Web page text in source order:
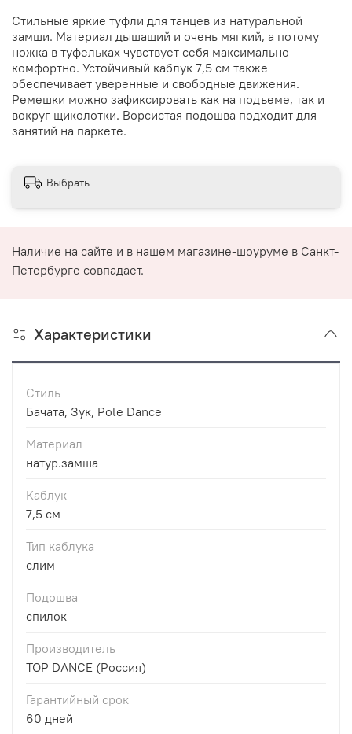
Стильные яркие туфли для танцев из натуральной
замши. Материал дышащий и очень мягкий, а потому
ножка в туфельках чувствует себя максимально
комфортно. Устойчивый каблук 7,5 см также
обеспечивает уверенные и свободные движения.
Ремешки можно зафиксировать как на подъеме, так и
вокруг щиколотки. Ворсистая подошва подходит для
занятий на паркете.
Выбрать
Наличие на сайте и в нашем магазине-шоуруме в Санкт-
Петербурге совпадает.
Характеристики
Стиль
Бачата, Зук, Pole Dance
Материал
натур.замша
Каблук
7,5 см
Тип каблука
слим
Подошва
спилок
Производитель
TOP DANCE (Россия)
Гарантийный срок
60 дней